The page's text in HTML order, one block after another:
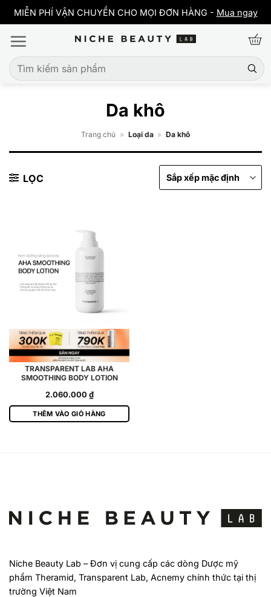
qua
nội
MIỄN PHÍ VẬN CHUYỂN CHO MỌI ĐƠN HÀNG - Mua ngay
Tìm
kiếm:
Da khô
Trang chủ » Loại da » Da khô
TRANSPARENT LAB AHA
SMOOTHING BODY LOTION
2.060.000 ₫
THÊM VÀO GIỎ HÀNG
LỌC
Niche Beauty Lab – Đơn vị cung cấp các dòng Dược mỹ
phẩm Theramid, Transparent Lab, Acnemy chính thức tại thị
trường Việt Nam